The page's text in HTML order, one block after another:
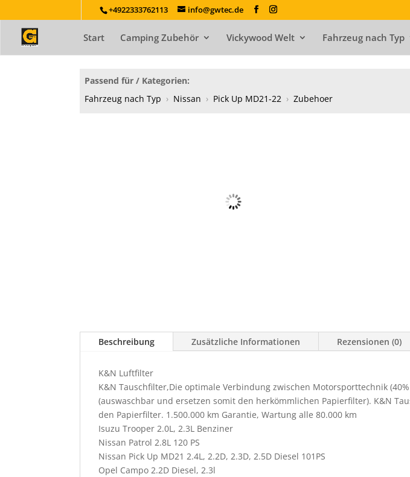
+4922333762113 info@gwtec.de
Start Camping Zubehör Vickywood Welt Fahrzeug nach Typ
Passend für / Kategorien:
Fahrzeug nach Typ › Nissan › Pick Up MD21-22 › Zubehoer
Beschreibung Zusätzliche Informationen Rezensionen (0)
K&N Luftfilter
K&N Tauschfilter,Die optimale Verbindung zwischen Motorsporttechnik
(auswaschbar und ersetzen somit den herkömmlichen Papierfilter). K&N
den Papierfilter. 1.500.000 km Garantie, Wartung alle 80.000 km
Isuzu Trooper 2.0L, 2.3L Benziner
Nissan Patrol 2.8L 120 PS
Nissan Pick Up MD21 2.4L, 2.2D, 2.3D, 2.5D Diesel 101PS
Opel Campo 2.2D Diesel, 2.3l